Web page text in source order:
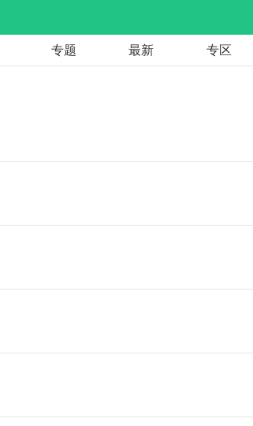
专题 最新 专区